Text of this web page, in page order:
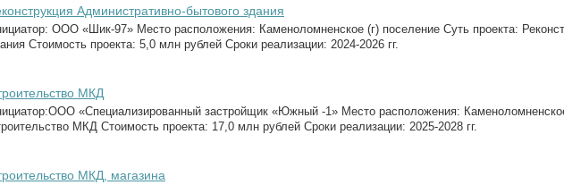
Административно-бытового здания
ООО «Шик-97» Место расположения: Каменоломненское (г) поселение Суть проекта:
Стоимость проекта: 5,0 млн рублей Сроки реализации: 2024-2026 гг.
МКД
«Специализированный застройщик «Южный -1» Место расположения:
МКД Стоимость проекта: 17,0 млн рублей Сроки реализации: 2025-2028 гг.
МКД, магазина